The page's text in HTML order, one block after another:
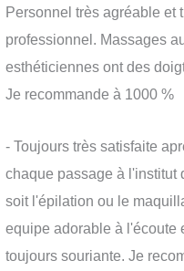
Personnel très agréable et
professionnel. Massages
esthéticiennes ont des
Je recommande à 1000 %
- Toujours très satisfaite
chaque passage à l'institut
soit l'épilation ou le
equipe adorable à l'écoute
toujours souriante. Je